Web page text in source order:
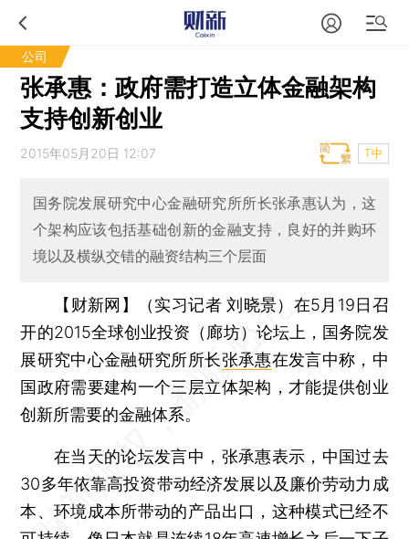
公司
张承惠：政府需打造立体金融架构
支持创新创业
2015年05月20日 12:07 T中
国务院发展研究中心金融研究所所长张承惠认为，这
个架构应该包括基础创新的金融支持，良好的并购环
境以及横纵交错的融资结构三个层面
【财新网】（实习记者 刘晓景） 在5月19日召
开的2015全球创业投资（廊坊）论坛上，国务院发
展研究中心金融研究所所长张承惠在发言中称，中
国政府需要建构一个三层立体架构，才能提供创业
创新所需要的金融体系。
在当天的论坛发言中，张承惠表示，中国过去
30多年依靠高投资带动经济发展以及廉价劳动力成
本、环境成本所带动的产品出口，这种模式已经不